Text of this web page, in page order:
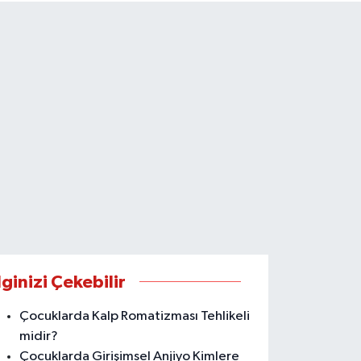
Çekebilir
Çocuklarda Kalp Romatizması Tehlikeli
midir?
Çocuklarda Girişimsel Anjiyo Kimlere